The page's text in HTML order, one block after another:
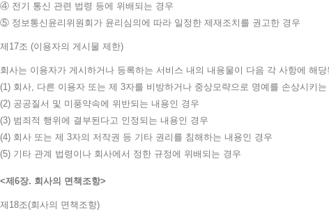
④ 전기 통신 관련 법령 등에 위배되는 경우
⑤ 정보통신윤리위원회가 윤리심의에 따라 일정한 제재조치를 권고한 경우
제17조 (이용자의 게시물 제한)
회사는 이용자가 게시하거나 등록하는 서비스 내의 내용물이 다음 각 사항에 해
(1) 회사, 다른 이용자 또는 제 3자를 비방하거나 중상모략으로 명예를 손상시키
(2) 공공질서 및 미풍약속에 위반되는 내용인 경우
(3) 범죄적 행위에 결부된다고 인정되는 내용인 경우
(4) 회사 또는 제 3자의 저작권 등 기타 권리를 침해하는 내용인 경우
(5) 기타 관계 법령이나 회사에서 정한 규정에 위배되는 경우
제6장. 회사의 면책조항
제18조(회사의 면책조항)